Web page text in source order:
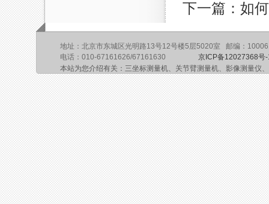
下一篇：如
地址：北京市东城区光明路13号12号楼5层5020室 邮编：
电话：010-67161626/67161630 京ICP备12027368号
本站为您介绍有关：三坐标测量机、关节臂测量机、影像测量仪